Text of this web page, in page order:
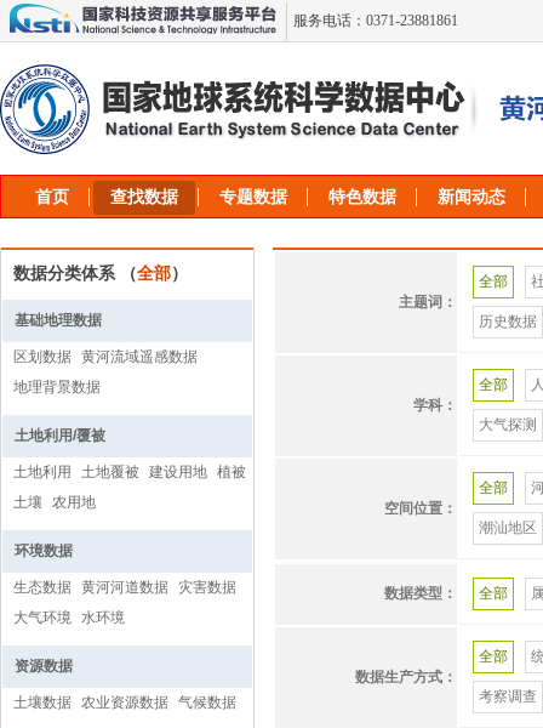
服务电话：0371-23881861
首页 查找数据 专题数据 特色数据 新闻动态
数据分类体系 （全部）
基础地理数据
区划数据 黄河流域遥感数据
地理背景数据
土地利用/覆被
土地利用 土地覆被 建设用地 植被
土壤
农用地
环境数据
生态数据 黄河河道数据
灾害数据
大气环境 水环境
资源数据
土壤数据 农业资源数据 气候数据
主题词：
全部
历史数据
黄河中游
黄河中游
沁河
暴雨
生态环境
水温
黄河中下
学科：
全部
大气探测
农业气象
水文地理
地理学其
空间位置：
全部
潮汕地区
北京、天
黄河流
河南省、
数据类型： 全部
数据生产方式：
全部
考察调查